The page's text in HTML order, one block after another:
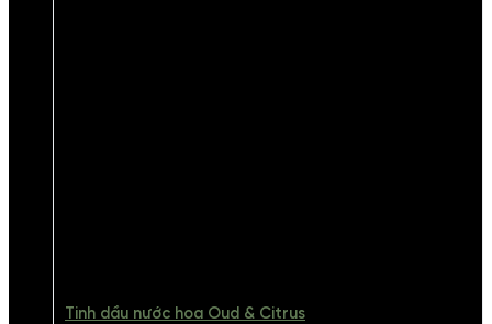
Tinh dầu nước hoa Oud & Citrus